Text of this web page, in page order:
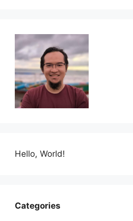
Hello, World!
Categories